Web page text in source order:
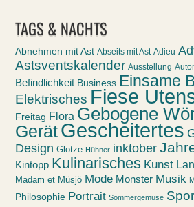
TAGS & NACHTS
Abnehmen mit Ast Abseits mit Ast Adieu
Astsventskalender Ausstellung
Befindlichkeit Business Einsame
Elektrisches Fiese
Freitag Flora Gebogene
GerätGescheitertes
Design Glotze Hühner inktober
Kintopp Kulinarisches Kunst
Madam et Müsjö Mode Monster Musik
Philosophie Portrait Sommergemüse